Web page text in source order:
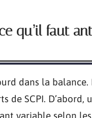
qu’il faut
dans la
de SCPI. D’abord,
variable selon les